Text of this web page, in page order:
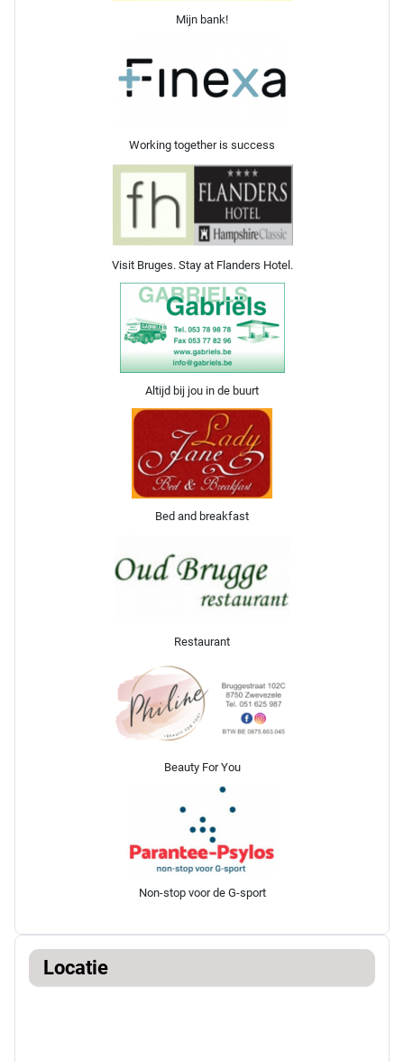
Mijn bank!
Working together is success
Visit Bruges. Stay at Flanders Hotel.
Altijd bij jou in de buurt
Bed and breakfast
Restaurant
Beauty For You
Non-stop voor de G-sport
Locatie